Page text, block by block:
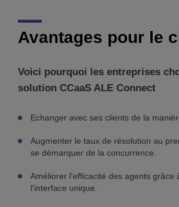
Avantages pour le
Voici pourquoi les entreprises
solution CCaaS ALE Connect
Echanger avec ses clients de la
Augmenter le taux de résolution au
se démarquer de la concurrence.
Améliorer l'efficacité des agents grâce
l'interface unique.